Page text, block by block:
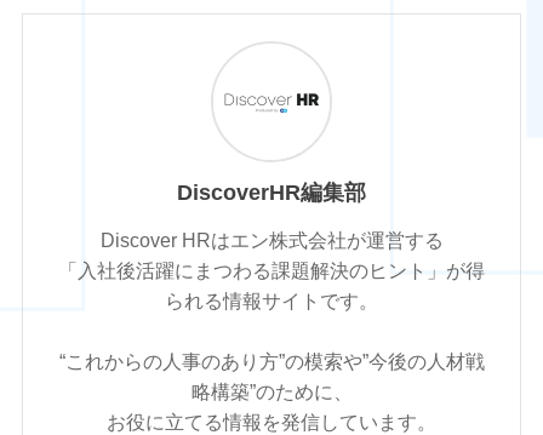
DiscoverHR編集部
Discover HRはエン株式会社が運営する
「入社後活躍にまつわる課題解決のヒント」が得
られる情報サイトです。
“これからの人事のあり方”の模索や”今後の人材戦
略構築”のために、
お役に立てる情報を発信しています。